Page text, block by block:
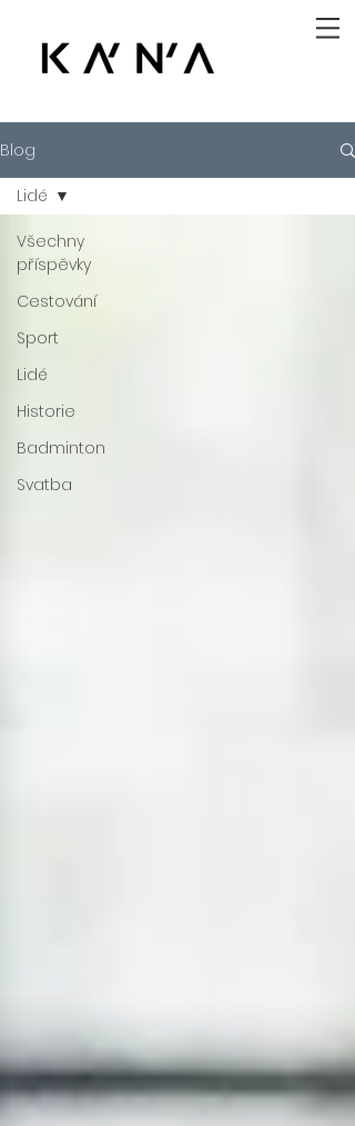
Blog
Všechny
příspěvky
Cestování
Sport
Lidé
Historie
Badminton
Svatba
Lidé